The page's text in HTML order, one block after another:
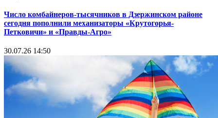
Число комбайнеров-тысячников в Дзержинском районе
сегодня пополнили механизаторы «Крутогорья-
Петковичи» и «Правды-Агро»
30.07.26 14:50